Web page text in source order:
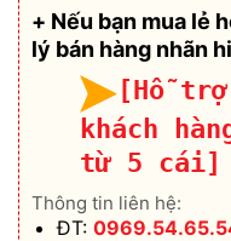
+ Nếu bạn mua lẻ
lý bán hàng nhãn
[Hỗ
khách
từ 5 cái]
Thông tin liên hệ:
ĐT: